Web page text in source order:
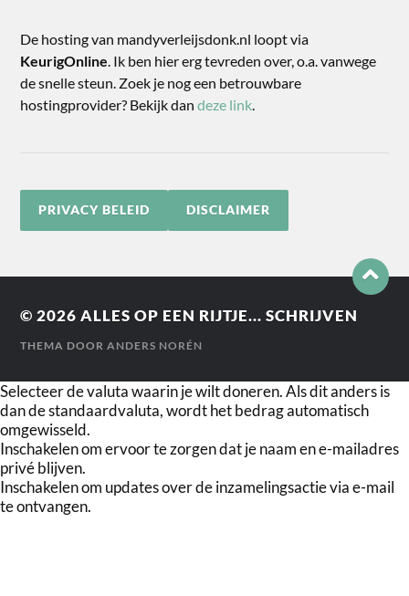
De hosting van mandyverleijsdonk.nl loopt via
KeurigOnline . Ik ben hier erg tevreden over, o.a. vanwege
de snelle steun. Zoek je nog een betrouwbare
hostingprovider? Bekijk dandeze link
PRIVACY BELEID DISCLAIMER
© 2026ALLES OP EEN RIJTJE... SCHRIJVEN
THEMA DOORANDERS NORÉN
Selecteer de valuta waarin je wilt doneren. Als dit anders is
dan de standaardvaluta, wordt het bedrag automatisch
omgewisseld.
Inschakelen om ervoor te zorgen dat je naam en e-mailadres
privé blijven.
Inschakelen om updates over de inzamelingsactie via e-mail
te ontvangen.